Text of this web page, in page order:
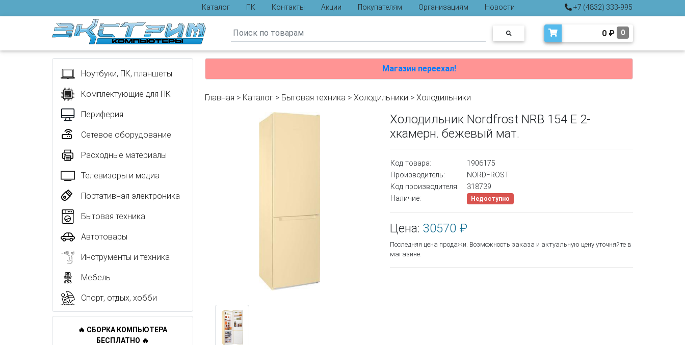
Каталог ПК Контакты Акции Покупателям Организациям
Новости
Отзывы
+7 (4832) 333-995
0 ₽ 0
Ноутбуки, ПК, планшеты
Комплектующие для ПК
Периферия
Сетевое оборудование
Расходные материалы
Телевизоры и медиа
Портативная электроника
Бытовая техника
Автотовары
Инструменты и техника
Мебель
Спорт, отдых, хобби
🔥 СБОРКА КОМПЬЮТЕРА
БЕСПЛАТНО 🔥
Магазин переехал!
Главная > Каталог > Бытовая техника > Холодильники > Холодильники
Холодильник Nordfrost NRB 154 E 2-
хкамерн. бежевый мат.
Код товара:
1906175
Производитель:
NORDFROST
Код производителя:
318739
Наличие:
Недоступно
Цена: 30570 ₽
Последняя цена продажи. Возможность заказа и актуальную цену уточняйте в
магазине.